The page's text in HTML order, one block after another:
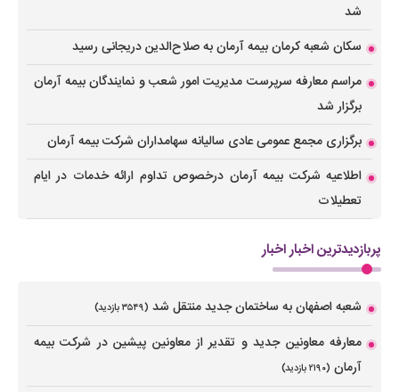
شد
سکان شعبه کرمان بیمه آرمان به صلاح‌الدین دریجانی رسید
مراسم معارفه سرپرست مدیریت امور شعب و نمایندگان بیمه آرمان
برگزار شد
برگزاری مجمع عمومی عادی سالیانه سهامداران شرکت بیمه آرمان
اطلاعیه شرکت بیمه آرمان درخصوص تداوم ارائه خدمات در ایام
تعطیلات
پربازدیدترین اخبار اخبار
شعبه اصفهان به ساختمان جدید منتقل شد (۳۵۴۹ بازدید)
معارفه معاونین جدید و تقدیر از معاونین پیشین در شرکت بیمه
آرمان (۲۱۹۰ بازدید)